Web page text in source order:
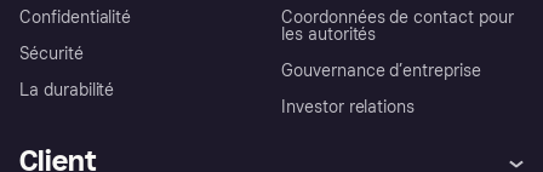
Confidentialité
Sécurité
La durabilité
Coordonnées de contact pour
les autorités
Gouvernance d’entreprise
Investor relations
Client